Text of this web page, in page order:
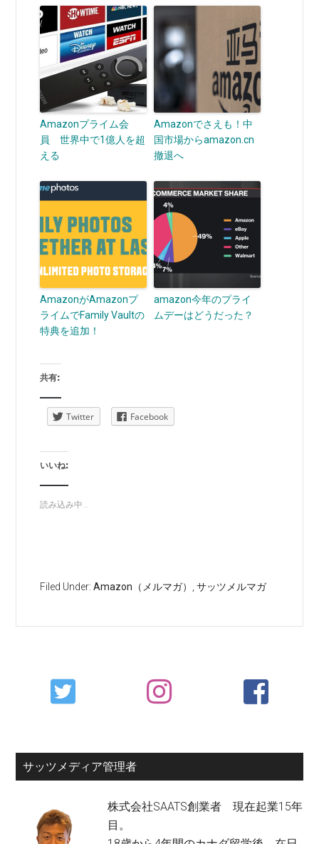
Amazonプライム会
員 世界中で1億人を超
える
Amazonでさえも！中
国市場からamazon.cn
撤退へ
AmazonがAmazonプ
ライムでFamily Vaultの
特典を追加！
amazon今年のプライ
ムデーはどうだった？
共有:
Twitter Facebook
いいね:
読み込み中...
Filed Under:Amazon（メルマガ） ,サッツメルマガ
Primary
Sidebar
サッツメディア管理者
株式会社SAATS創業者 現在起業15年
目。